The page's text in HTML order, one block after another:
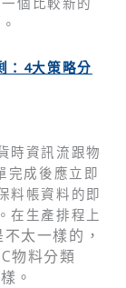
：4大策略分
時資訊流跟物
完成後應立即
料帳資料的即
在生產排程上
太一樣的，
物料分類
。